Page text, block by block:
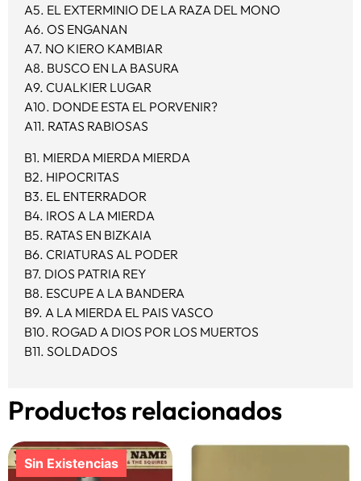
A5. EL EXTERMINIO DE LA RAZA DEL MONO
A6. OS ENGANAN
A7. NO KIERO KAMBIAR
A8. BUSCO EN LA BASURA
A9. CUALKIER LUGAR
A10. DONDE ESTA EL PORVENIR?
A11. RATAS RABIOSAS
B1. MIERDA MIERDA MIERDA
B2. HIPOCRITAS
B3. EL ENTERRADOR
B4. IROS A LA MIERDA
B5. RATAS EN BIZKAIA
B6. CRIATURAS AL PODER
B7. DIOS PATRIA REY
B8. ESCUPE A LA BANDERA
B9. A LA MIERDA EL PAIS VASCO
B10. ROGAD A DIOS POR LOS MUERTOS
B11. SOLDADOS
Productos relacionados